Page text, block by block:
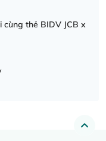
thẻ BIDV JCB x